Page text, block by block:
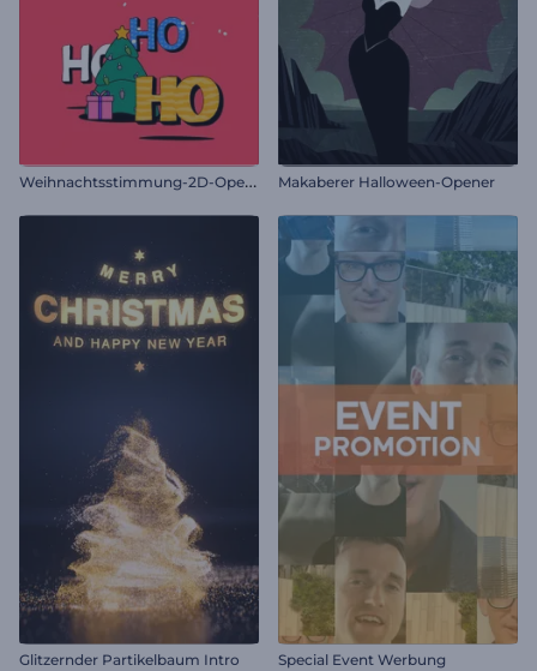
W
eihnachtsstimmung-2D-Opener Makaberer Halloween-Opener
Glitzernder Partikelbaum Intro Special Event Werbung